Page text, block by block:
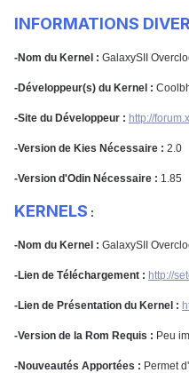
INFORMATIONS
-Nom du Kernel : GalaxySII
-Développeur(s) du Kernel :
-Site du Développeur : http://
-Version de Kies Nécessaire : 2.0
-Version d'Odin Nécessaire : 1.85
KERNELS :
-Nom du Kernel : GalaxySII
-Lien de Téléchargement : http://
-Lien de Présentation du Kernel :
-Version de la Rom Requis : Peu
-Nouveautés Apportées : Permet